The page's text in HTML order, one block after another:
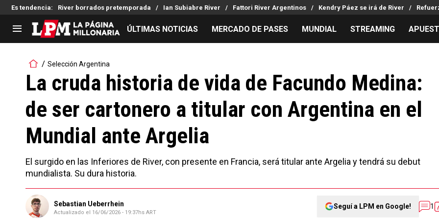
Es tendencia: River borrados pretemporada Ian Subiabre River Fattori River Argentinos Kendry Páez se irá de River
LIGA PROFESIONAL
Noticias
Tabla de posiciones
Fixture
Reserva
Copa Sudamericana
Copa Argentina
Selección Argentina
Mercado de Pases
Análisis tácticos
Juanfer Quintero
Chacho Coudet
Streaming
Entradas
Los goles de River
Guías
Códigos
ÚLTIMAS NOTICIAS MERCADO DE PASES MUNDIAL STREAMING
Selección Argentina
La cruda historia de vida de Facundo Medina:
de ser cartonero a titular con Argentina en el
Mundial ante Argelia
El surgido en las Inferiores de River, con presente en Francia, será titular ante Argelia y tendrá su debut
mundialista. Su dura historia.
Sebastian Ueberrhein
Actualizado el 16/06/2026 - 19:37hs ART
Seguí a LPM en Google! 1